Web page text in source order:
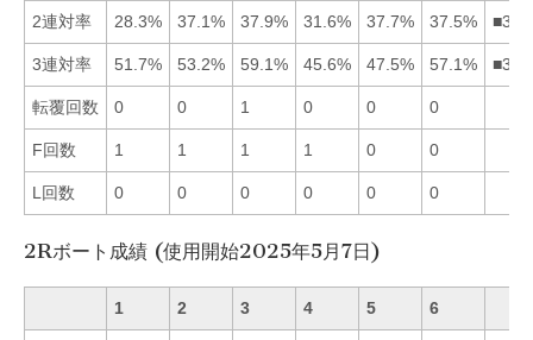
2連対率 28.3% 37.1% 37.9% 31.6% 37.7% 37.5%
3連対率 51.7% 53.2% 59.1% 45.6% 47.5% 57.1%
転覆回数 0 0 1 0 0 0
F回数 1 1 1 1 0 0
L回数 0 0 0 0 0 0
2Rボート成績 (使用開始2025年5月7日)
1 2 3 4 5 6